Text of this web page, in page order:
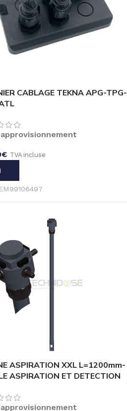
CABLAGE TEKNA APG-TPG-
€ TVA incluse
AU PANIER
EM99106497
ASPIRATION XXL L=1200mm-
ASPIRATION ET DETECTION